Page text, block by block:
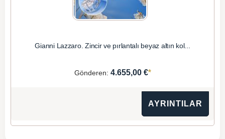
Gianni Lazzaro. Zincir ve pırlantalı beyaz altın kol...
Gönderen: 4.655,00 €*
AYRINTILAR